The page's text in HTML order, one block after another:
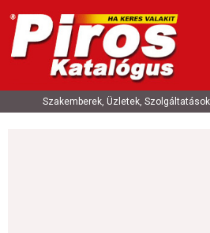
Szakemberek, Üzletek,